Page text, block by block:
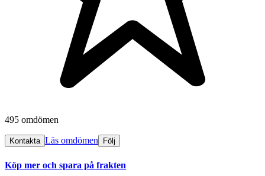
495 omdömen
Kontakta Läs omdömen Följ
Köp mer och spara på frakten